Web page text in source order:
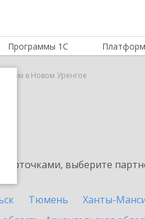
Программы 1С
в Новом Уренгое
выберите
Тюмень Ханты-